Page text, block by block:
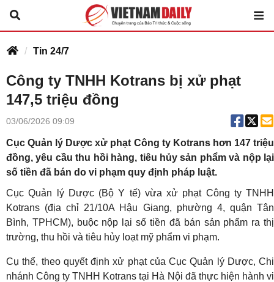
Tin 24/7
Công ty TNHH Kotrans bị xử phạt
147,5 triệu đồng
03/06/2026 09:09
Cục Quản lý Dược xử phạt Công ty Kotrans hơn 147 triệu
đồng, yêu cầu thu hồi hàng, tiêu hủy sản phẩm và nộp lại
số tiền đã bán do vi phạm quy định pháp luật.
Cục Quản lý Dược (Bộ Y tế) vừa xử phạt Công ty TNHH
Kotrans (địa chỉ 21/10A Hậu Giang, phường 4, quận Tân
Bình, TPHCM), buộc nộp lại số tiền đã bán sản phẩm ra thị
trường, thu hồi và tiêu hủy loạt mỹ phẩm vi phạm.
Cụ thể, theo quyết định xử phạt của Cục Quản lý Dược, Chi
nhánh Công ty TNHH Kotrans tại Hà Nội đã thực hiện hành vi